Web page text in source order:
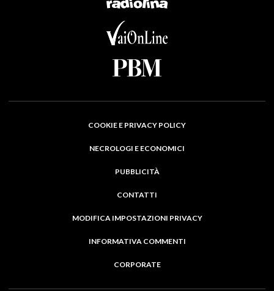
COOKIE E PRIVACY POLICY
NECROLOGI E ECONOMICI
PUBBLICITÀ
CONTATTI
MODIFICA IMPOSTAZIONI PRIVACY
INFORMATIVA COMMENTI
CORPORATE